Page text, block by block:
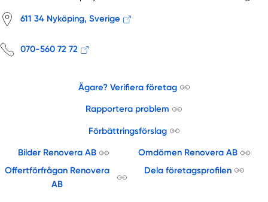
611 34 Nyköping, Sverige
070-560 72 72
Ägare? Verifiera företag
Rapportera problem
Förbättringsförslag
Bilder Renovera AB
Omdömen Renovera AB
Offertförfrågan Renovera
AB
Dela företagsprofilen